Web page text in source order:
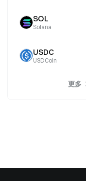
SOL
Solana
USDC
USDCoin
更多